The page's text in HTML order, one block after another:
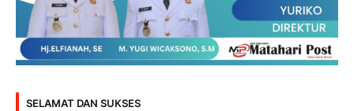
SELAMAT DAN SUKSES